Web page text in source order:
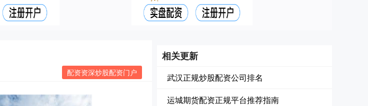
配资资深炒股配资门户
相关更新
武汉正规炒股配资公司排名
运城期货配资正规平台推荐指南